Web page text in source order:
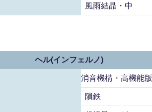
風雨結晶・中
ヘル(インフェルノ)
消音機構・高機能版
隕鉄